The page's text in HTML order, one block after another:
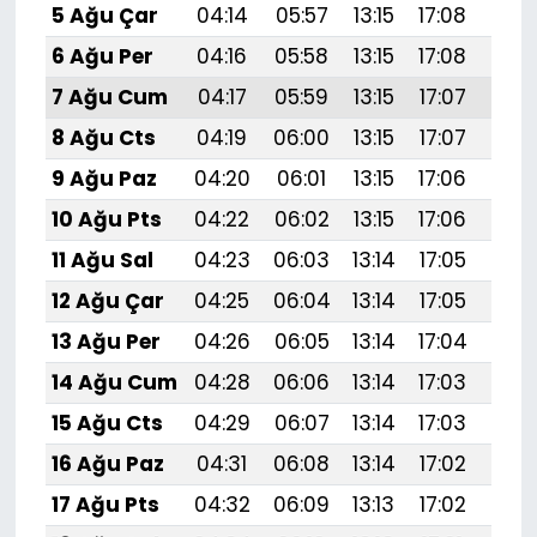
5 Ağu Çar
04:14 05:57 13:15 17:08
6 Ağu Per
04:16 05:58 13:15 17:08
7 Ağu Cum
04:17 05:59 13:15 17:07
8 Ağu Cts
04:19 06:00 13:15 17:07
9 Ağu Paz
04:20 06:01 13:15 17:06
10 Ağu Pts
04:22 06:02 13:15 17:06
11 Ağu Sal
04:23 06:03 13:14 17:05
12 Ağu Çar
04:25 06:04 13:14 17:05
13 Ağu Per
04:26 06:05 13:14 17:04
14 Ağu Cum
04:28 06:06 13:14 17:03
15 Ağu Cts
04:29 06:07 13:14 17:03
16 Ağu Paz
04:31 06:08 13:14 17:02
17 Ağu Pts
04:32 06:09 13:13 17:02